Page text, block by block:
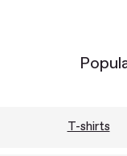
T-shirts